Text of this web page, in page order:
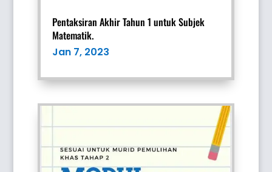
Pentaksiran Akhir Tahun 1 untuk Subjek
Matematik.
Jan 7, 2023